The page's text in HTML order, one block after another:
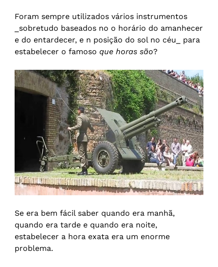
Foram sempre utilizados vários instrumentos
_sobretudo baseados no o horário do amanhecer
e do entardecer, e n posição do sol no céu_ para
estabelecer o famoso que horas são?
Se era bem fácil saber quando era manhã,
quando era tarde e quando era noite,
estabelecer a hora exata era um enorme
problema.